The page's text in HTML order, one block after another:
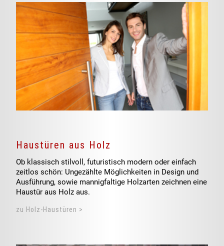
Haustüren aus Holz
Ob klassisch stilvoll, futuristisch modern oder einfach
zeitlos schön: Ungezählte Möglichkeiten in Design und
Ausführung, sowie mannigfaltige Holzarten zeichnen eine
Haustür aus Holz aus.
zu Holz-Haustüren >